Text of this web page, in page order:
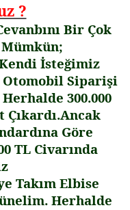
?
Bir Çok
İsteğimiz
Otomobil Siparişi
300.000
Göre
TL Civarında
Takım Elbise
Herhalde